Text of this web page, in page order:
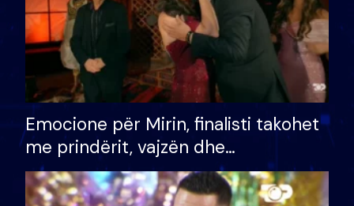
Emocione për Mirin, finalisti takohet
me prindërit, vajzën dhe
bashkëshorten: S’kemi ndonjë letër
divorci apo jo?